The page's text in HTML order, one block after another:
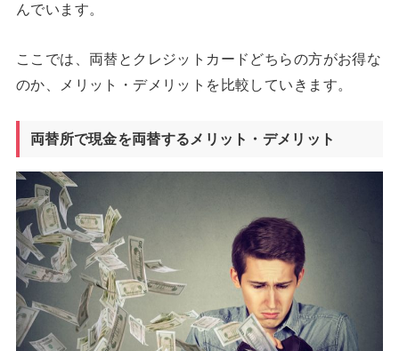
んでいます。
ここでは、両替とクレジットカードどちらの方がお得な
のか、メリット・デメリットを比較していきます。
両替所で現金を両替するメリット・デメリット